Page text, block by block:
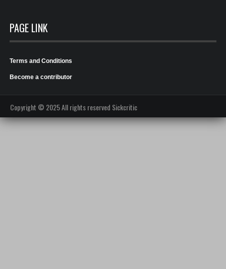
PAGE LINK
Terms and Conditions
Become a contributor
Copyright © 2025 All rights reserved Sickcritic